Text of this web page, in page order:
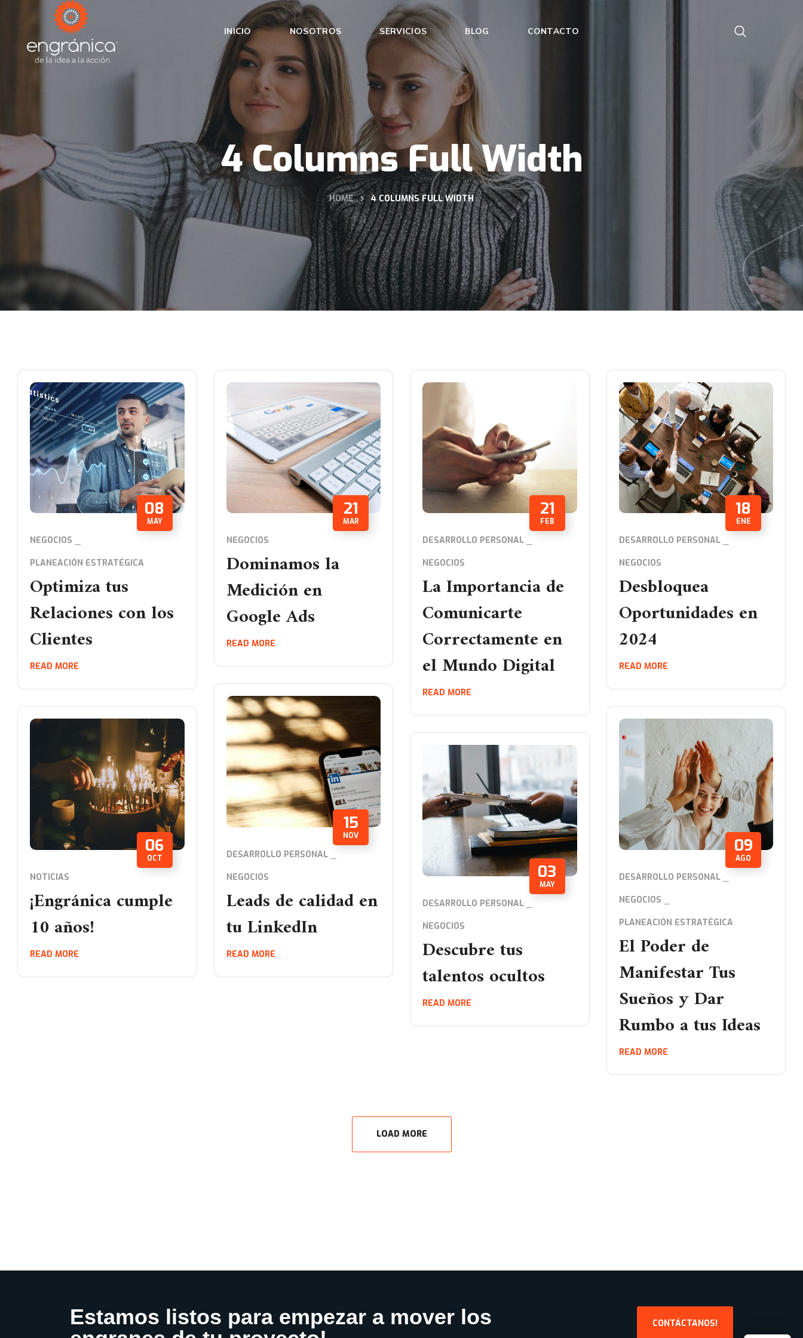
INICIO NOSOTROS SERVICIOS BLOG CONTACTO
4 Columns Full Width
HOME 4 COLUMNS FULL WIDTH
08
MAY
NEGOCIOS
PLANEACIÓN ESTRATÉGICA
Optimiza tus
Relaciones con los
Clientes
READ MORE
21
MAR
NEGOCIOS
Dominamos la
Medición en
Google Ads
READ MORE
21
FEB
DESARROLLO PERSONAL
NEGOCIOS
La Importancia de
Comunicarte
Correctamente en
el Mundo Digital
READ MORE
18
ENE
DESARROLLO PERSONAL
NEGOCIOS
Desbloquea
Oportunidades en
2024
READ MORE
15
NOV
DESARROLLO PERSONAL
NEGOCIOS
Leads de calidad en
tu LinkedIn
READ MORE
06
OCT
NOTICIAS
¡Engránica cumple
10 años!
READ MORE
09
AGO
DESARROLLO PERSONAL
NEGOCIOS
PLANEACIÓN ESTRATÉGICA
El Poder de
Manifestar Tus
Sueños y Dar
Rumbo a tus Ideas
READ MORE
03
MAY
DESARROLLO PERSONAL
NEGOCIOS
Descubre tus
talentos ocultos
READ MORE
LOAD MORE
Estamos listos para empezar a mover los
CONTÁCTANOS!